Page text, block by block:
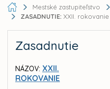
Mestské zastupiteľstvo
ZASADNUTIE: XXII. rokovanie
Zasadnutie
NÁZOV: XXII.
ROKOVANIE